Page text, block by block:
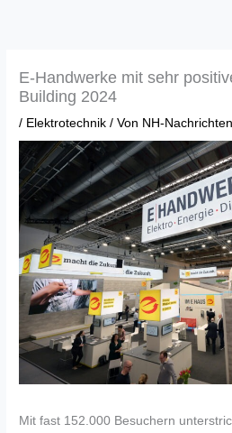
E-Handwerke mit sehr
Building 2024
/ Elektrotechnik / Von NH-Nachrichten
Mit fast 152.000 Besuchern